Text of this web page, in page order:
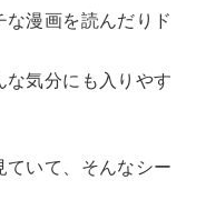
漫画を読んだりド
気分にも入りやす
いて、そんなシー